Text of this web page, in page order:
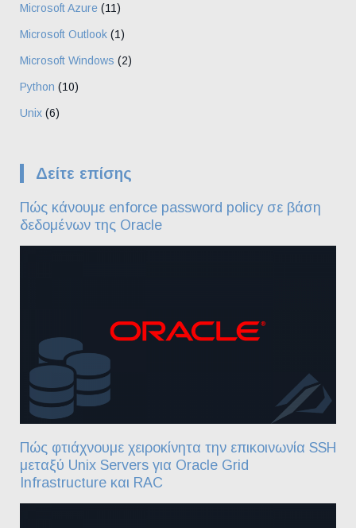
Microsoft Azure (11)
Microsoft Outlook (1)
Microsoft Windows (2)
Python (10)
Unix (6)
Δείτε επίσης
Πώς κάνουμε enforce password policy σε βάση
δεδομένων της Oracle
Πώς φτιάχνουμε χειροκίνητα την επικοινωνία SSH
μεταξύ Unix Servers για Oracle Grid
Infrastructure και RAC